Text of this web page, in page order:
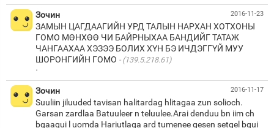
2016-11-23
Зочин
ЗАМЫН ЦАГДААГИЙН УРД ТАЛЫН НАРХАН ХОТХОНЫ
ГОМО МӨНХӨӨ ЧИ БАЙРНЫХАА БАНДИЙГ ТАТАЖ
ЧАНГААХАА ХЭЗЭЭ БОЛИХ ХҮН БЭ ИЧДЭГГҮЙ МУУ
ШОРОНГИЙН ГОМО
(139.5.218.61)
·
2016-11-17
Зочин
Suuliin jiluuded tavisan halitardag hlitagaa zun solioch.
Garsan zardlaa Batuuleer n teluulee.Arai denduu bn iim ch
bgaagui l uomda Hariutlaga ard tumenee gesen setgel bgui